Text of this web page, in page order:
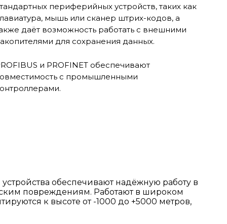
периферийных устройств, таких как
мышь или сканер штрих-кодов, а
даёт возможность работать с внешними
для сохранения данных.
и PROFINET обеспечивают
с промышленными
обеспечивают надёжную работу в
повреждениям. Работают в широком
к высоте от -1000 до +5000 метров,